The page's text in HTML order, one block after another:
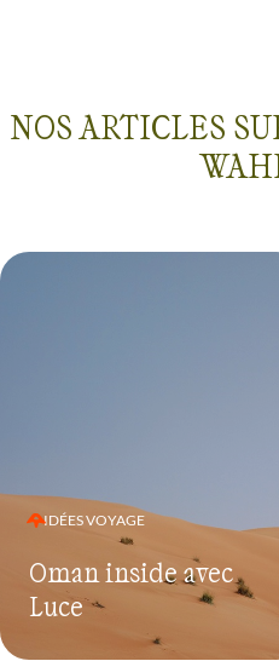
NOS ARTICLES
IDÉES VOYAGE
Oman inside avec
Luce